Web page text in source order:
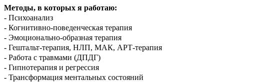
Методы, в которых я работаю:
- Психоанализ
- Когнитивно-поведенческая терапия
- Эмоционально-образная терапия
- Гештальт-терапия, НЛП, МАК, АРТ-терапия
- Работа с травмами (ДПДГ)
- Гипнотерапия и регрессия
- Трансформация ментальных состояний